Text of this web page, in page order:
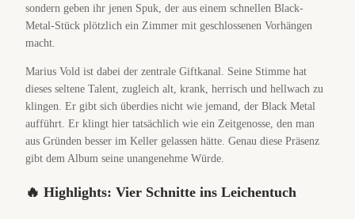
sondern geben ihr jenen Spuk, der aus einem schnellen Black-
Metal-Stück plötzlich ein Zimmer mit geschlossenen Vorhängen
macht.
Marius Vold ist dabei der zentrale Giftkanal. Seine Stimme hat
dieses seltene Talent, zugleich alt, krank, herrisch und hellwach zu
klingen. Er gibt sich überdies nicht wie jemand, der Black Metal
aufführt. Er klingt hier tatsächlich wie ein Zeitgenosse, den man
aus Gründen besser im Keller gelassen hätte. Genau diese Präsenz
gibt dem Album seine unangenehme Würde.
🔥 Highlights: Vier Schnitte ins Leichentuch